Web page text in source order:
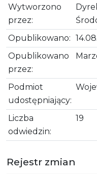
Wytworzono
przez:
Opublikowano:
Opublikowano
przez:
Podmiot
udostępniający:
Liczba
odwiedzin:
19
Rejestr zmian